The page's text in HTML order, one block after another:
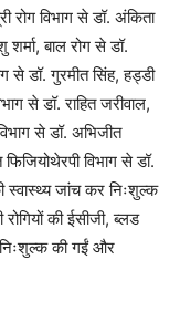
रोग विभाग से डॉ. अंकिता
बाल रोग से डॉ.
से डॉ. गुरमीत सिंह, हड्डी
से डॉ. राहित जरीवाल,
से डॉ. अभिजीत
विभाग से डॉ.
स्वास्थ्य जांच कर निःशुल्क
की ईसीजी, ब्लड
की गईं और